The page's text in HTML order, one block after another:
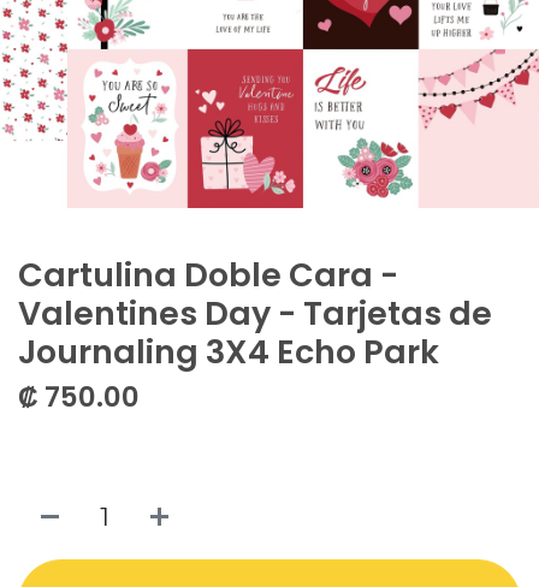
Cartulina Doble Cara -
Valentines Day - Tarjetas de
Journaling 3X4 Echo Park
₡ 750.00